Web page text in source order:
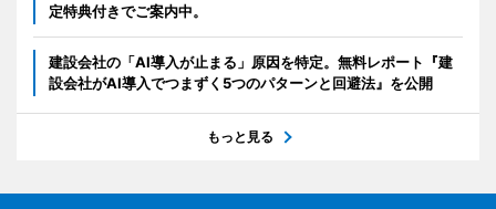
定特典付きでご案内中。
建設会社の「AI導入が止まる」原因を特定。無料レポート『建
設会社がAI導入でつまずく5つのパターンと回避法』を公開
もっと見る